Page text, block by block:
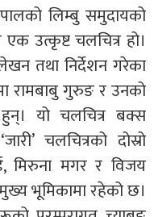
लिम्बु समुदायको
एक उत्कृष्ट चलचित्र हो।
तथा निर्देशन गरेका
रामबाबु गुरुङ र उनको
यो चलचित्र बक्स
चलचित्रको दोस्रो
मिरुना मगर र विजय
भूमिकामा रहेको छ।